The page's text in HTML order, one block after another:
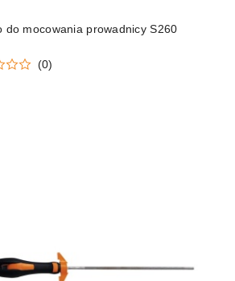
do mocowania prowadnicy S260
(0)
DO KOSZYKA